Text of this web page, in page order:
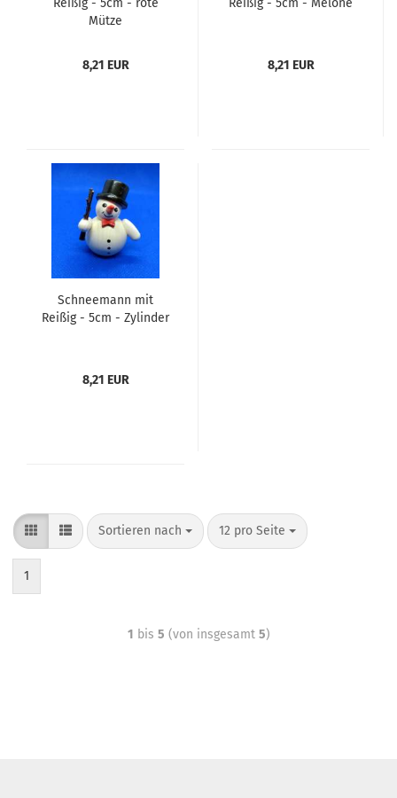
Reißig - 5cm - rote
Mütze
8,21 EUR
Reißig - 5cm - Melone
8,21 EUR
Schneemann mit
Reißig - 5cm - Zylinder
8,21 EUR
Sortieren nach 12 pro Seite
1
1 bis 5 (von insgesamt 5)